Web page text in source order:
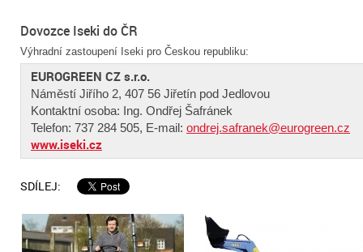
Dovozce Iseki do ČR
Výhradní zastoupení Iseki pro Českou republiku:
EUROGREEN CZ s.r.o.
Náměstí Jiřího 2, 407 56 Jiřetín pod Jedlovou
Kontaktní osoba: Ing. Ondřej Šafránek
Telefon: 737 284 505, E-mail: ondrej.safranek@eurogreen.cz
www.iseki.cz
SDÍLEJ: